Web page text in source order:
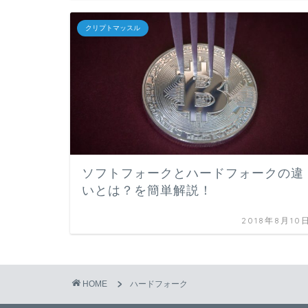
クリプトマッスル
ソフトフォークとハードフォークの違
いとは？を簡単解説！
2018年8月10
HOME ハードフォーク